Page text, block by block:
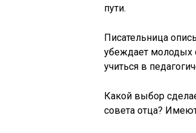
пути.
Писательница
убеждает молодых
учиться в
Какой выбор
совета отца?